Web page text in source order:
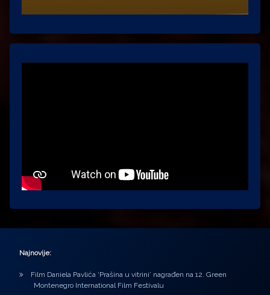
Najnovije:
Film Daniela Pavlića ‘Prašina u vitrini’ nagrađen na 12. Green
Montenegro International Film Festivalu